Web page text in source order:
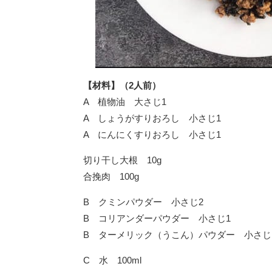
【材料】（2人前）
A 植物油 大さじ1
A しょうがすりおろし 小さじ1
A にんにくすりおろし 小さじ1
切り干し大根 10g
合挽肉 100g
B クミンパウダー 小さじ2
B コリアンダーパウダー 小さじ1
B ターメリック（うこん）パウダー 小さじ
C 水 100ml